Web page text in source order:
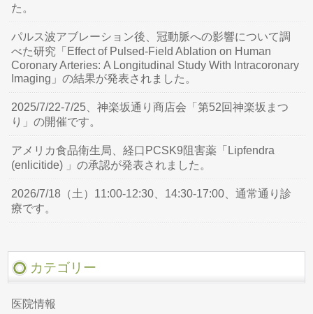
た。
パルス波アブレーション後、冠動脈への影響について調
べた研究「Effect of Pulsed-Field Ablation on Human
Coronary Arteries: A Longitudinal Study With Intracoronary
Imaging」の結果が発表されました。
2025/7/22-7/25、神楽坂通り商店会「第52回神楽坂まつ
り」の開催です。
アメリカ食品衛生局、経口PCSK9阻害薬「Lipfendra
(enlicitide) 」の承認が発表されました。
2026/7/18（土）11:00-12:30、14:30-17:00、通常通り診
療です。
カテゴリー
医院情報